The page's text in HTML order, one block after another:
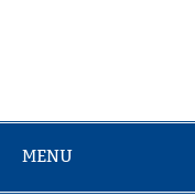
MENU